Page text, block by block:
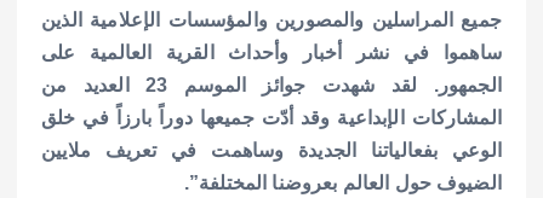
جميع المراسلين والمصورين والمؤسسات الإعلامية الذين
ساهموا في نشر أخبار وأحداث القرية العالمية على
الجمهور. لقد شهدت جوائز الموسم 23 العديد من
المشاركات الإبداعية وقد أدّت جميعها دوراً بارزاً في خلق
الوعي بفعالياتنا الجديدة وساهمت في تعريف ملايين
الضيوف حول العالم بعروضنا المختلفة”.